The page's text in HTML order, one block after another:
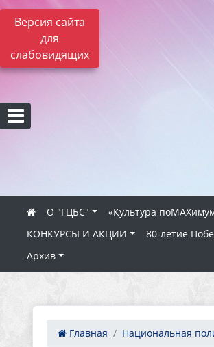
Версия сайта
для
слабовидящих
О "ГЦБС" «Культура
КОНКУРСЫ И АКЦИИ
80‑летие
Архив
Главная Национальная